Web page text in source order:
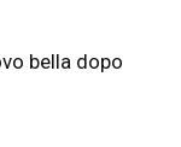
bella dopo